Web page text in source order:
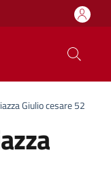
Giulio cesare 52